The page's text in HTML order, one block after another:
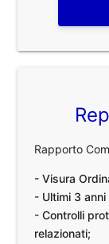
Rapporto
- Visura
- Ultimi 3
- Controlli
relazionati;